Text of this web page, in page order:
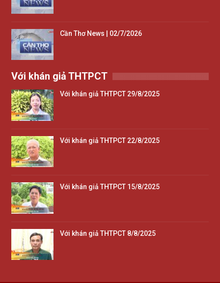
Cần Thơ News | 02/7/2026
Với khán giả THTPCT
Với khán giả THTPCT 29/8/2025
Với khán giả THTPCT 22/8/2025
Với khán giả THTPCT 15/8/2025
Với khán giả THTPCT 8/8/2025